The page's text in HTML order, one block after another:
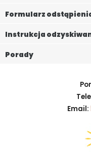
Formularz
Instrukcja
Porady
Email: